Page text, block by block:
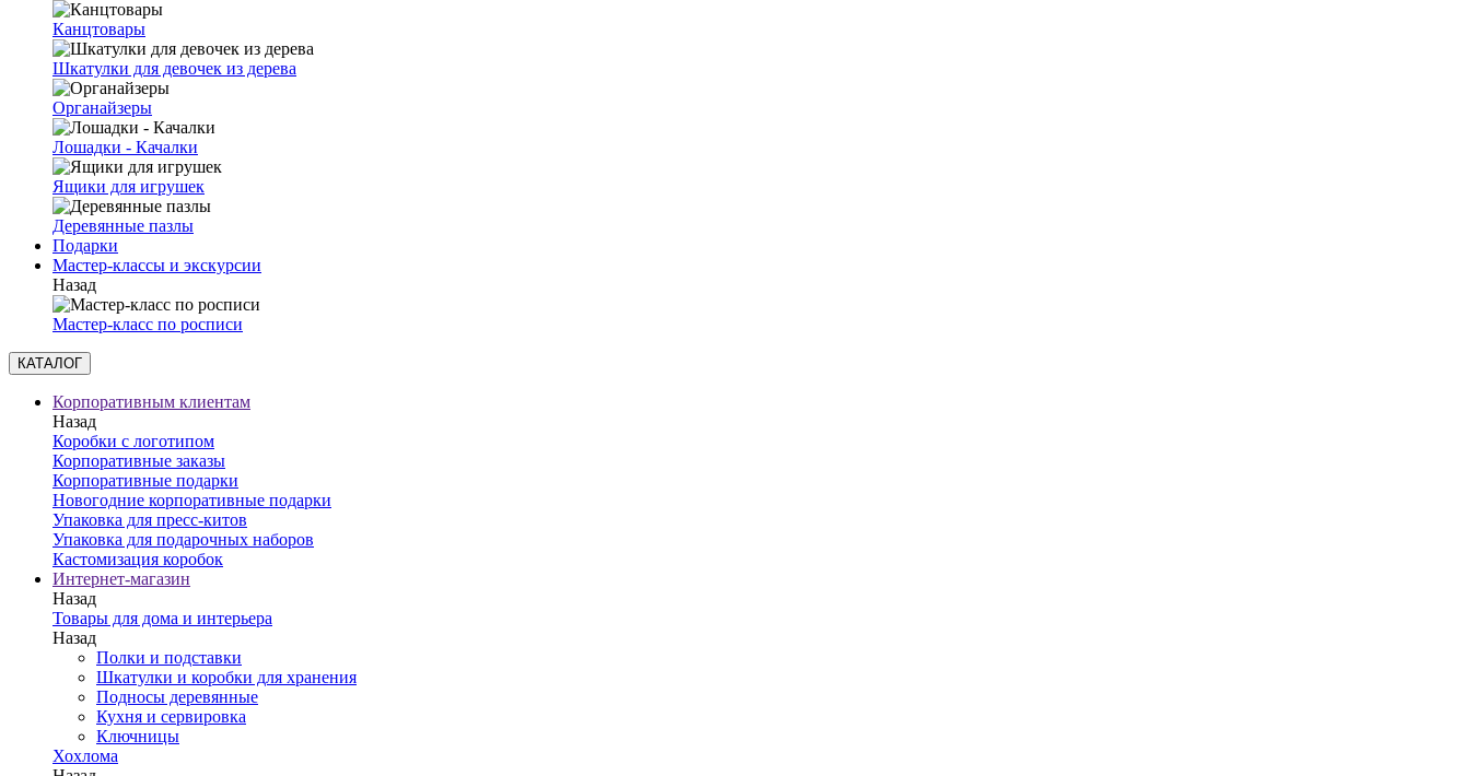
Канцтовары
Шкатулки для девочек из дерева
Органайзеры
Лошадки - Качалки
Ящики для игрушек
Деревянные пазлы
Подарки
Мастер-классы и экскурсии
Назад
Мастер-класс по росписи
КАТАЛОГ
Корпоративным клиентам
Назад
Коробки с логотипом
Корпоративные заказы
Корпоративные подарки
Новогодние корпоративные подарки
Упаковка для пресс-китов
Упаковка для подарочных наборов
Кастомизация коробок
Интернет-магазин
Назад
Товары для дома и интерьера
Назад
Полки и подставки
Шкатулки и коробки для хранения
Подносы деревянные
Кухня и сервировка
Ключницы
Хохлома